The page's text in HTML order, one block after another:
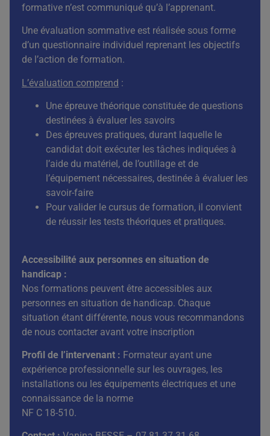
formative n’est communiqué qu’à l’apprenant.
Une évaluation sommative est réalisée sous forme
d’un questionnaire individuel reprenant les objectifs
de l’action de formation.
L’évaluation comprend :
Une épreuve théorique constituée de questions
destinées à évaluer les savoirs
Des épreuves pratiques, durant laquelle le
candidat doit exécuter les tâches indiquées à
l’aide du matériel, de l’outillage et de
l’équipement nécessaires, destinée à évaluer les
savoir-faire
Pour valider le cursus de formation, il convient
de réussir les tests théoriques et pratiques.
Accessibilité aux personnes en situation de
handicap :
Nos formations peuvent être accessibles aux
personnes en situation de handicap. Chaque
situation étant différente, nous vous recommandons
de nous contacter avant votre inscription
Profil de l’intervenant : Formateur ayant une
expérience professionnelle sur les ouvrages, les
installations ou les équipements électriques et une
connaissance de la norme
NF C 18-510.